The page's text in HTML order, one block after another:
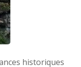
historiques